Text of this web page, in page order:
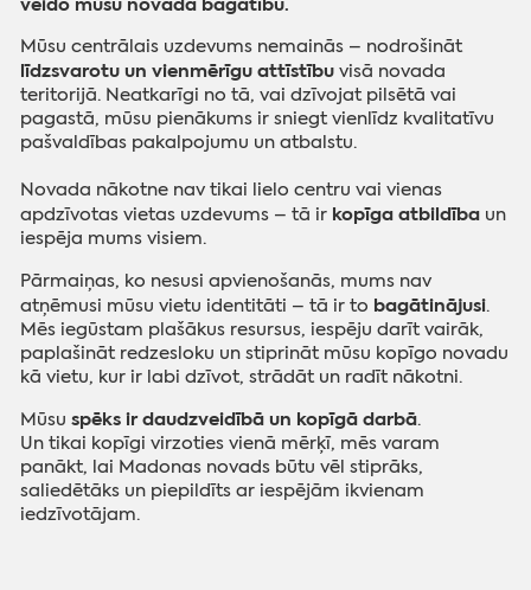
Mūsu centrālais uzdevums nemainās – nodrošināt
līdzsvarotu un vienmērīgu attīstību visā novada
teritorijā. Neatkarīgi no tā, vai dzīvojat pilsētā vai
pagastā, mūsu pienākums ir sniegt vienlīdz kvalitatīvu
pašvaldības pakalpojumu un atbalstu.
Novada nākotne nav tikai lielo centru vai vienas
apdzīvotas vietas uzdevums – tā ir kopīga atbildība un
iespēja mums visiem.
Pārmaiņas, ko nesusi apvienošanās, mums nav
atņēmusi mūsu vietu identitāti – tā ir to bagātinājusi.
Mēs iegūstam plašākus resursus, iespēju darīt vairāk,
paplašināt redzesloku un stiprināt mūsu kopīgo novadu
kā vietu, kur ir labi dzīvot, strādāt un radīt nākotni.
Mūsuspēks ir daudzveidībā un kopīgā darbā.
Un tikai kopīgi virzoties vienā mērķī, mēs varam
panākt, lai Madonas novads būtu vēl stiprāks,
saliedētāks un piepildīts ar iespējām ikvienam
iedzīvotājam.